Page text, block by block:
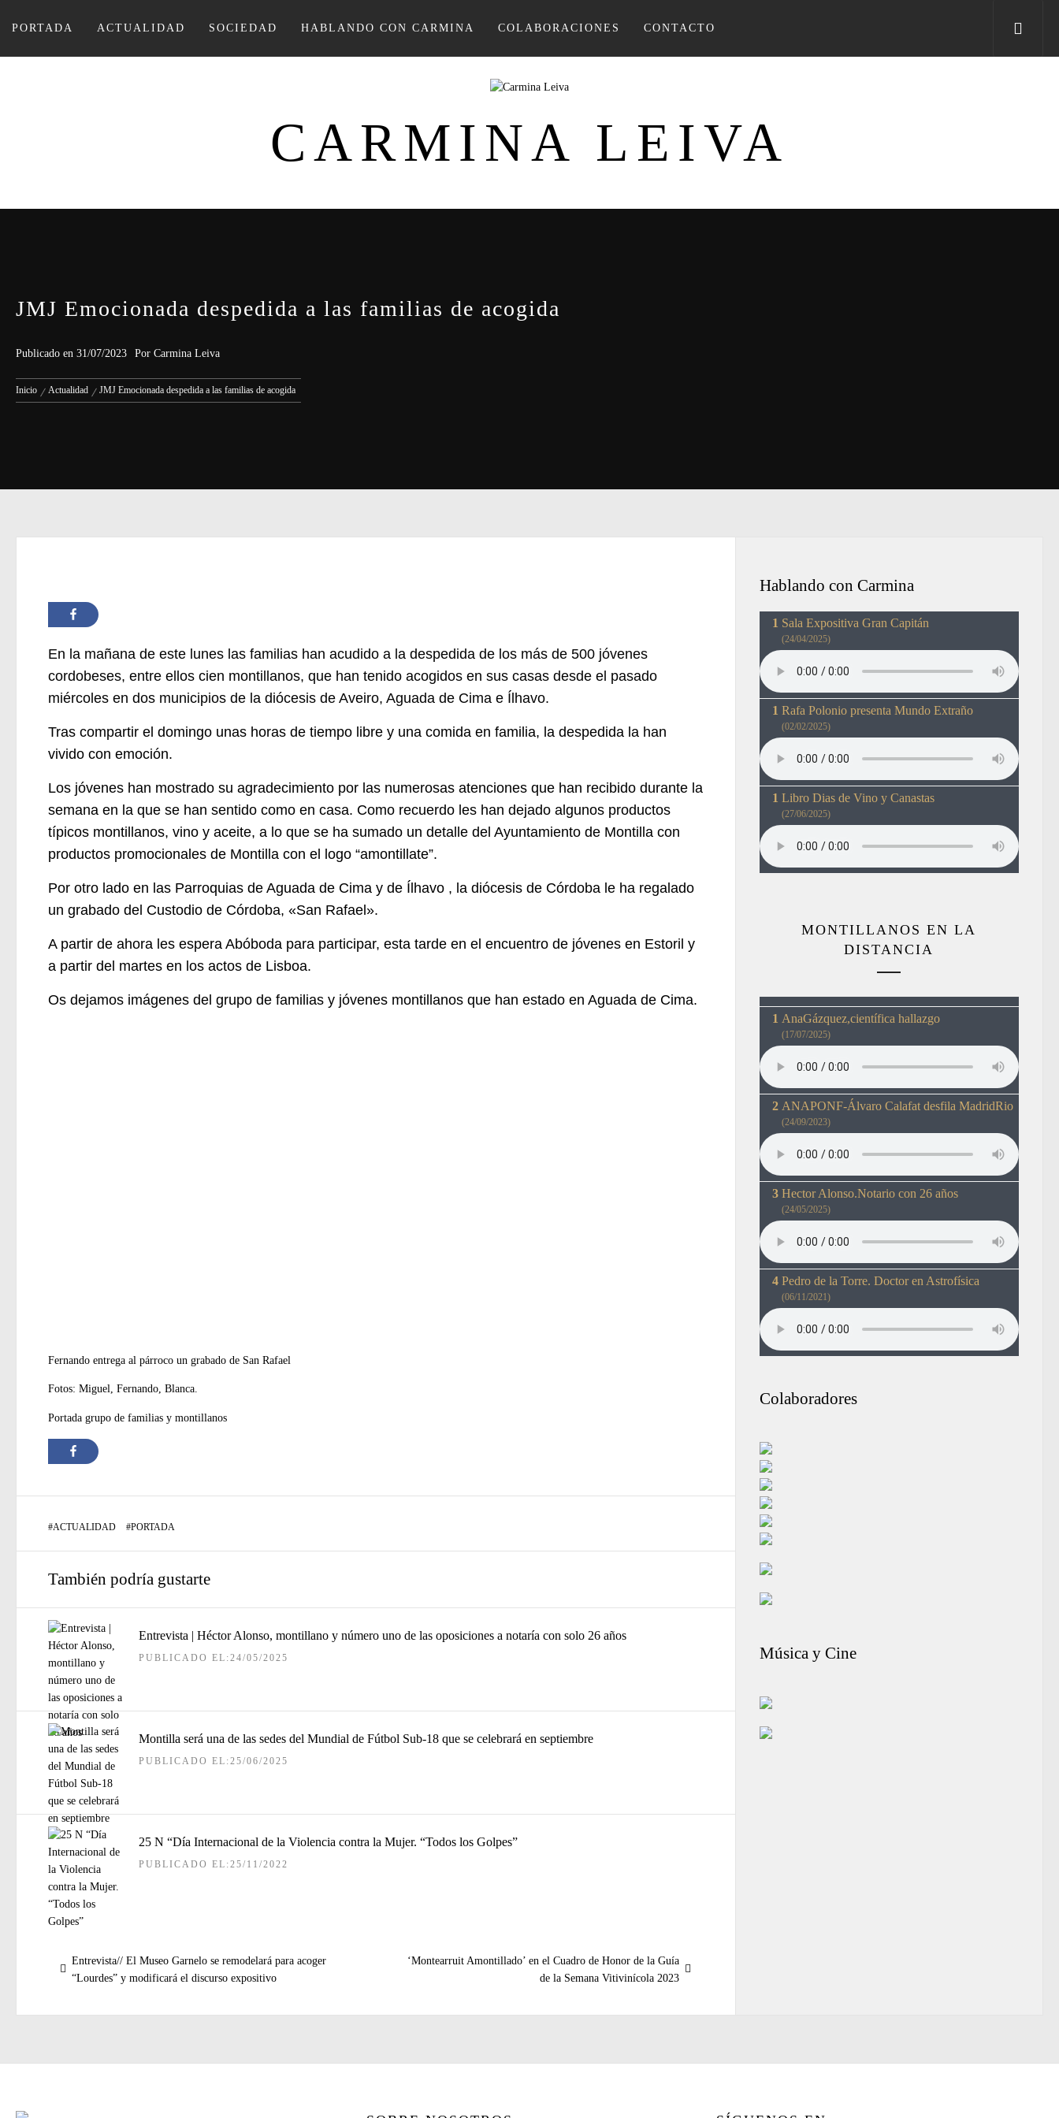
PORTADA ACTUALIDAD SOCIEDAD HABLANDO CON CARMINA COLABORACIONES CONTACTO
CARMINA LEIVA
JMJ Emocionada despedida a las familias de acogida
Publicado en 31/07/2023 Por Carmina Leiva
Inicio Actualidad JMJ Emocionada despedida a las familias de acogida
En la mañana de este lunes las familias han acudido a la despedida de los más de 500 jóvenes
cordobeses, entre ellos cien montillanos, que han tenido acogidos en sus casas desde el pasado
miércoles en dos municipios de la diócesis de Aveiro, Aguada de Cima e Ílhavo.
Tras compartir el domingo unas horas de tiempo libre y una comida en familia, la despedida la han
vivido con emoción.
Los jóvenes han mostrado su agradecimiento por las numerosas atenciones que han recibido durante la
semana en la que se han sentido como en casa. Como recuerdo les han dejado algunos productos
típicos montillanos, vino y aceite, a lo que se ha sumado un detalle del Ayuntamiento de Montilla con
productos promocionales de Montilla con el logo “amontillate”.
Por otro lado en las Parroquias de Aguada de Cima y de Ílhavo , la diócesis de Córdoba le ha regalado
un grabado del Custodio de Córdoba, «San Rafael».
A partir de ahora les espera Abóboda para participar, esta tarde en el encuentro de jóvenes en Estoril y
a partir del martes en los actos de Lisboa.
Os dejamos imágenes del grupo de familias y jóvenes montillanos que han estado en Aguada de Cima.
Fernando entrega al párroco un grabado de San Rafael
Fotos: Miguel, Fernando, Blanca.
Portada grupo de familias y montillanos
#ACTUALIDAD #PORTADA
También podría gustarte
Entrevista | Héctor Alonso, montillano y número uno de las oposiciones a notaría con solo 26 años
PUBLICADO EL:24/05/2025
Montilla será una de las sedes del Mundial de Fútbol Sub-18 que se celebrará en septiembre
PUBLICADO EL:25/06/2025
25 N “Día Internacional de la Violencia contra la Mujer. “Todos los Golpes”
PUBLICADO EL:25/11/2022
de
Entrada
anterior:
Entrevista// El Museo Garnelo se remodelará para acoger
“Lourdes” y modificará el discurso expositivo
Entrada
‘Montearruit Amontillado’ en el Cuadro de Honor de la Guía
de la Semana Vitivinícola 2023
Hablando con Carmina
Sala Expositiva Gran Capitán
(24/04/2025)
Rafa Polonio presenta Mundo Extraño
(02/02/2025)
Libro Dias de Vino y Canastas
(27/06/2025)
MONTILLANOS EN LA
DISTANCIA
AnaGázquez,científica hallazgo
(17/07/2025)
ANAPONF-Álvaro Calafat desfila MadridRio
(24/09/2023)
Hector Alonso.Notario con 26 años
(24/05/2025)
Pedro de la Torre. Doctor en Astrofísica
(06/11/2021)
Colaboradores
Música y Cine